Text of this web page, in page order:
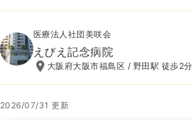
医療法人社団美咲会
えびえ記念病院
大阪府大阪市福島区 / 野田駅 徒歩2分
2026/07/31 更新